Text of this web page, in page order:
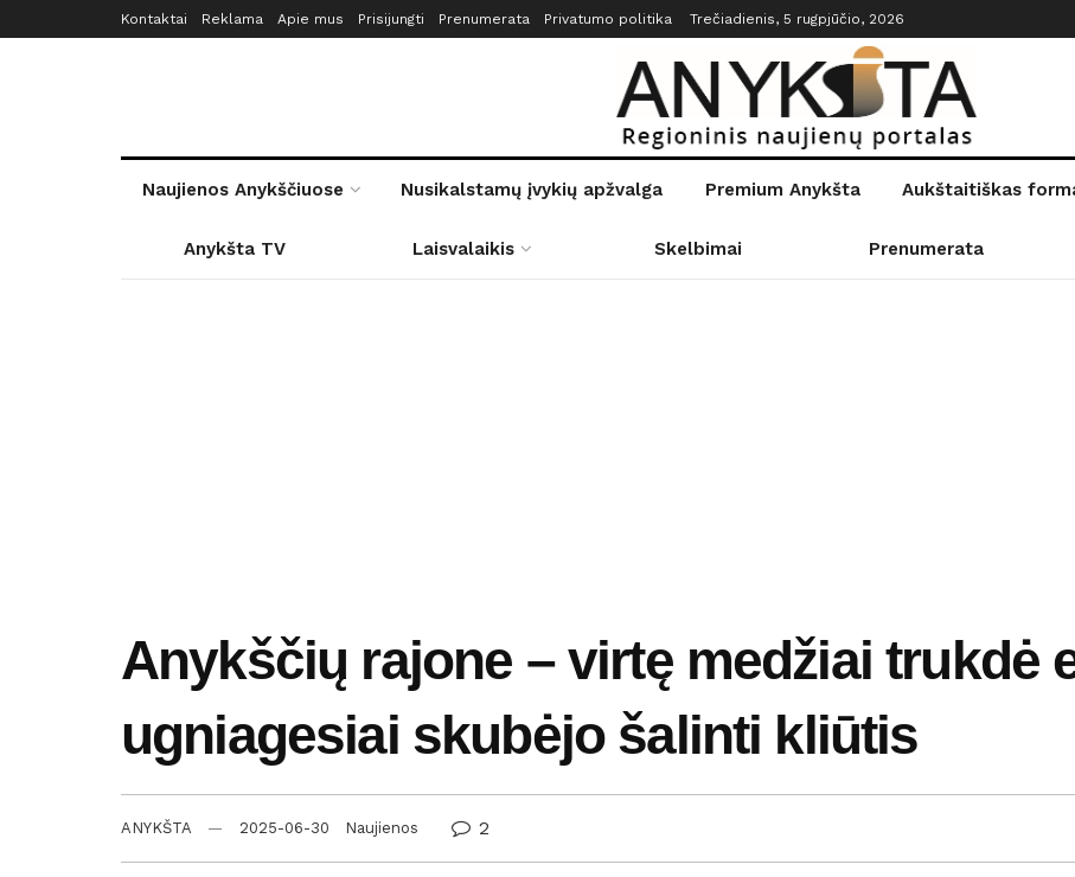
Kontaktai Reklama Apie mus Prisijungti Prenumerata Privatumo politika Trečiadienis, 5 rugpjūčio, 2026
Naujienos Anykščiuose Nusikalstamų įvykių apžvalga Premium Anykšta Aukštaitiškas
Anykšta TV Laisvalaikis Skelbimai Prenumerata
Anykščių rajone – virtę medžiai trukdė
ugniagesiai skubėjo šalinti kliūtis
ANYKŠTA 2025-06-30 Naujienos 2